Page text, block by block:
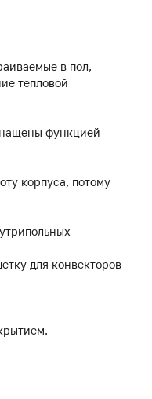
в пол,
тепловой
функцией
корпуса, потому
для конвекторов